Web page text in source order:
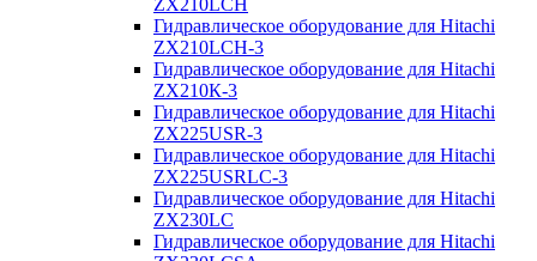
ZX210LCH
Гидравлическое оборудование для Hitachi
ZX210LCH-3
Гидравлическое оборудование для Hitachi
ZX210К-3
Гидравлическое оборудование для Hitachi
ZX225USR-3
Гидравлическое оборудование для Hitachi
ZX225USRLC-3
Гидравлическое оборудование для Hitachi
ZX230LC
Гидравлическое оборудование для Hitachi